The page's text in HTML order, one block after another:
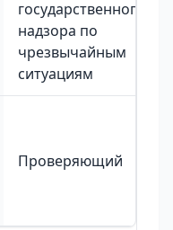
государственного
надзора по
чрезвычайным
ситуациям
Проверяющий